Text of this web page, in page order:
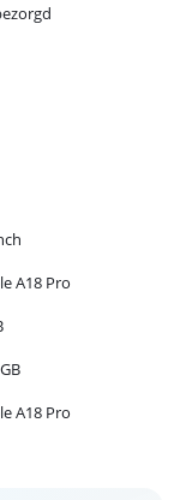
A18 Pro
A18 Pro